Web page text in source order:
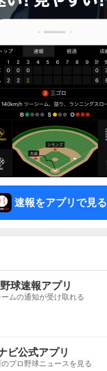
速報をアプリで見る
球速報アプリ
ムの通知が受け取れる
ビ公式アプリ
プロ野球ニュースを見る